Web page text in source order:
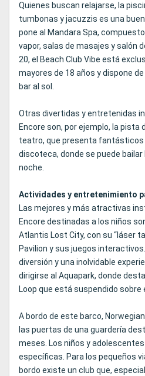
Quienes buscan relajarse, la
tumbonas y jacuzzis es una
pone al Mandara Spa,
vapor, salas de masajes y salón
20, el Beach Club Vibe está
mayores de 18 años y dispone
bar al sol.
Otras divertidas y entretenidas
Encore son, por ejemplo, la pista
teatro, que presenta fantásticos
discoteca, donde se puede
noche.
Actividades y entretenimiento
Las mejores y más atractivas
Encore destinadas a los niños
Atlantis Lost City, con su “láser
Pavilion y sus juegos
diversión y una inolvidable
dirigirse al Aquapark, donde
Loop que está suspendido sobre
A bordo de este barco,
las puertas de una guardería
meses. Los niños y
específicas. Para los pequeños
bordo existe un club que,